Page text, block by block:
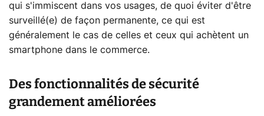
qui s'immiscent dans vos usages, de quoi éviter d'être
surveillé(e) de façon permanente, ce qui est
généralement le cas de celles et ceux qui achètent un
smartphone dans le commerce.
Des fonctionnalités de sécurité
grandement améliorées